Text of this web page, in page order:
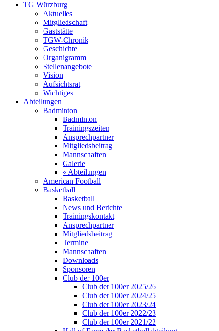
TG Würzburg
Aktuelles
Mitgliedschaft
Gaststätte
TGW-Chronik
Geschichte
Organigramm
Stellenangebote
Vision
Aufsichtsrat
Wichtiges
Abteilungen
Badminton
Badminton
Trainingszeiten
Ansprechpartner
Mitgliedsbeitrag
Mannschaften
Galerie
« Abteilungen
American Football
Basketball
Basketball
News und Berichte
Trainingskontakt
Ansprechpartner
Mitgliedsbeitrag
Termine
Mannschaften
Downloads
Sponsoren
Club der 100er
Club der 100er 2025/26
Club der 100er 2024/25
Club der 100er 2023/24
Club der 100er 2022/23
Club der 100er 2021/22